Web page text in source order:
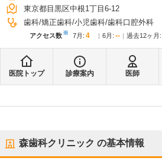
東京都目黒区中根1丁目6-12
歯科 矯正歯科 小児歯科 歯科口腔外科
アクセス数※ 7月 : 4 6月 : -- 過去12ヶ月:
医院トップ 診療案内 医師
森歯科クリニック の基本情報